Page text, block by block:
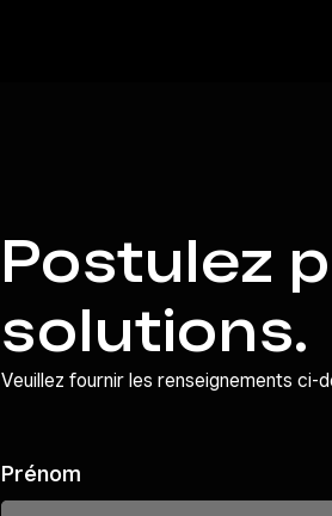
Postulez
solutions.
Veuillez fournir les renseignements ci-
Prénom